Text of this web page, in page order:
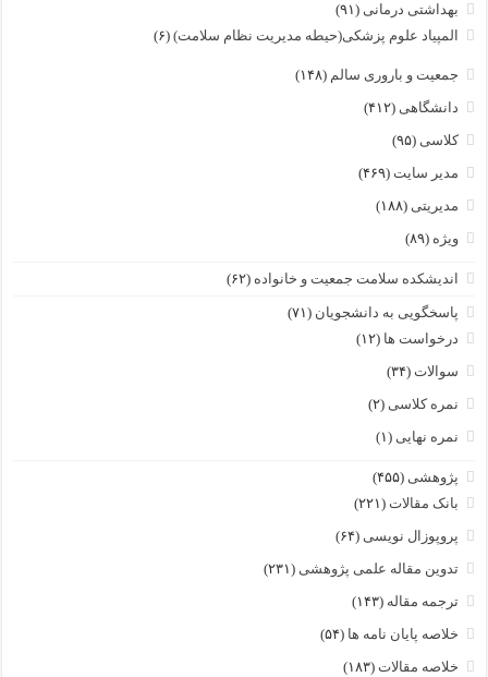
بهداشتی درمانی (۹۱)
المپیاد علوم پزشکی(حیطه مدیریت نظام سلامت) (۶)
جمعیت و باروری سالم (۱۴۸)
دانشگاهی (۴۱۲)
کلاسی (۹۵)
مدیر سایت (۴۶۹)
مدیریتی (۱۸۸)
ویژه (۸۹)
اندیشکده سلامت جمعیت و خانواده (۶۲)
پاسخگویی به دانشجویان (۷۱)
درخواست ها (۱۲)
سوالات (۳۴)
نمره کلاسی (۲)
نمره نهایی (۱)
پژوهشی (۴۵۵)
بانک مقالات (۲۲۱)
پروپوزال نویسی (۶۴)
تدوین مقاله علمی پژوهشی (۲۳۱)
ترجمه مقاله (۱۴۳)
خلاصه پایان نامه ها (۵۴)
خلاصه مقالات (۱۸۳)